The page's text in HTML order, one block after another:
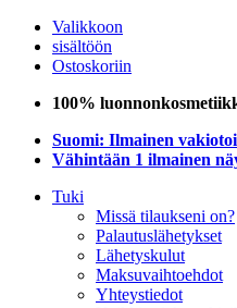
Valikkoon
sisältöön
Ostoskoriin
100%
Suomi: Ilmainen
Vähintään 1 ilmainen
Tuki
Missä tilaukseni on?
Palautuslähetykset
Lähetyskulut
Maksuvaihtoehdot
Yhteystiedot